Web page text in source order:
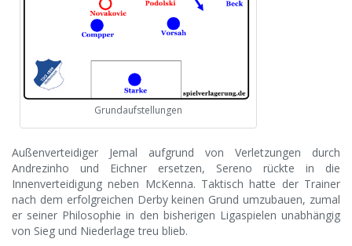
Grundaufstellungen
Außenverteidiger Jemal aufgrund von Verletzungen durch
Andrezinho und Eichner ersetzen, Sereno rückte in die
Innenverteidigung neben McKenna. Taktisch hatte der Trainer
nach dem erfolgreichen Derby keinen Grund umzubauen, zumal
er seiner Philosophie in den bisherigen Ligaspielen unabhängig
von Sieg und Niederlage treu blieb.